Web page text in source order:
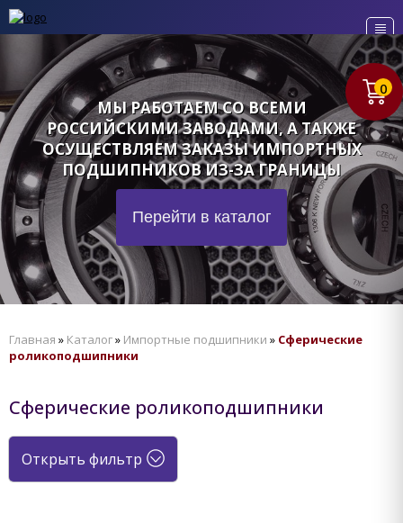
МЫ РАБОТАЕМ СО ВСЕМИ
РОССИЙСКИМИ ЗАВОДАМИ, А ТАКЖЕ
ОСУЩЕСТВЛЯЕМ ЗАКАЗЫ ИМПОРТНЫХ
ПОДШИПНИКОВ ИЗ-ЗА ГРАНИЦЫ
Перейти в каталог
0
Главная » Каталог» Импортные подшипники » Сферические
роликоподшипники
Сферические роликоподшипники
Открыть фильтр